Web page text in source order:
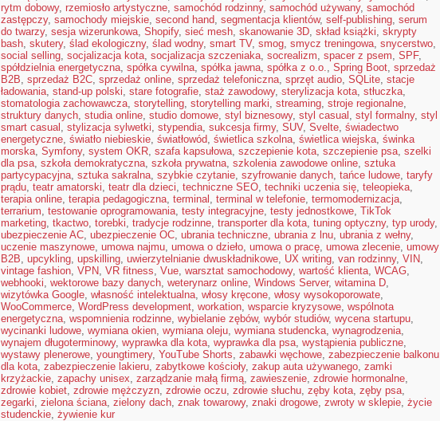
rytm dobowy, rzemiosło artystyczne, samochód rodzinny, samochód używany, samochód
zastępczy, samochody miejskie, second hand, segmentacja klientów, self-publishing, serum
do twarzy, sesja wizerunkowa, Shopify, sieć mesh, skanowanie 3D, skład książki, skrypty
bash, skutery, ślad ekologiczny, ślad wodny, smart TV, smog, smycz treningowa, snycerstwo,
social selling, socjalizacja kota, socjalizacja szczeniaka, socrealizm, spacer z psem, SPF,
spółdzielnia energetyczna, spółka cywilna, spółka jawna, spółka z o.o., Spring Boot, sprzedaż
B2B, sprzedaż B2C, sprzedaż online, sprzedaż telefoniczna, sprzęt audio, SQLite, stacje
ładowania, stand-up polski, stare fotografie, staż zawodowy, sterylizacja kota, stłuczka,
stomatologia zachowawcza, storytelling, storytelling marki, streaming, stroje regionalne,
struktury danych, studia online, studio domowe, styl biznesowy, styl casual , styl formalny, styl
smart casual , stylizacja sylwetki, stypendia, sukcesja firmy, SUV, Svelte, świadectwo
energetyczne, światło niebieskie, światłowód, świetlica szkolna, świetlica wiejska, świnka
morska, Symfony, system OKR, szafa kapsułowa, szczepienie kota, szczepienie psa, szelki
dla psa, szkoła demokratyczna, szkoła prywatna, szkolenia zawodowe online, sztuka
partycypacyjna, sztuka sakralna, szybkie czytanie, szyfrowanie danych, tańce ludowe, taryfy
prądu, teatr amatorski, teatr dla dzieci, techniczne SEO, techniki uczenia się, teleopieka,
terapia online, terapia pedagogiczna, terminal , terminal w telefonie, termomodernizacja,
terrarium, testowanie oprogramowania, testy integracyjne, testy jednostkowe, TikTok
marketing, tkactwo, torebki, tradycje rodzinne, transporter dla kota, tuning optyczny, typ urody,
ubezpieczenie AC, ubezpieczenie OC, ubrania techniczne, ubrania z lnu, ubrania z wełny,
uczenie maszynowe, umowa najmu, umowa o dzieło, umowa o pracę, umowa zlecenie, umowy
B2B, upcykling, upskilling, uwierzytelnianie dwuskładnikowe, UX writing, van rodzinny, VIN,
vintage fashion, VPN, VR fitness, Vue, warsztat samochodowy, wartość klienta, WCAG,
webhooki, wektorowe bazy danych, weterynarz online, Windows Server, witamina D,
wizytówka Google, własność intelektualna, włosy kręcone, włosy wysokoporowate,
WooCommerce, WordPress development, workation, wsparcie kryzysowe, wspólnota
energetyczna, wspomnienia rodzinne, wybielanie zębów, wybór studiów, wycena startupu,
wycinanki ludowe, wymiana okien, wymiana oleju, wymiana studencka, wynagrodzenia,
wynajem długoterminowy, wyprawka dla kota, wyprawka dla psa, wystąpienia publiczne,
wystawy plenerowe, youngtimery, YouTube Shorts, zabawki węchowe, zabezpieczenie balkonu
dla kota, zabezpieczenie lakieru, zabytkowe kościoły, zakup auta używanego, zamki
krzyżackie, zapachy unisex, zarządzanie małą firmą, zawieszenie, zdrowie hormonalne,
zdrowie kobiet, zdrowie mężczyzn, zdrowie oczu, zdrowie słuchu, zęby kota, zęby psa,
zegarki, zielona ściana, zielony dach, znak towarowy, znaki drogowe, zwroty w sklepie, życie
studenckie, żywienie kur